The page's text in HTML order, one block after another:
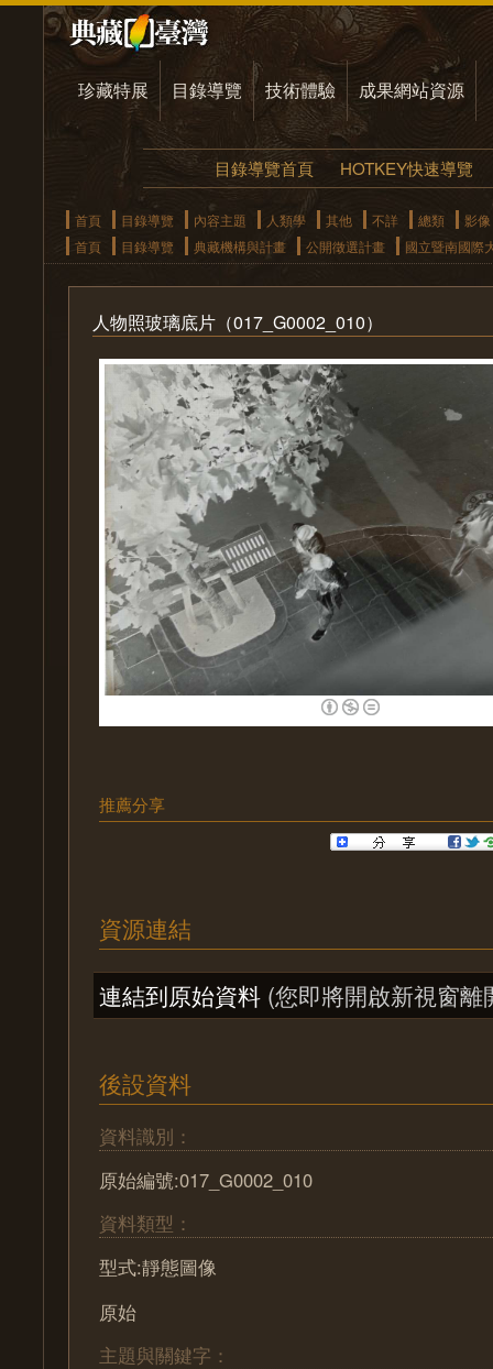
珍藏特展 目錄導覽 技術體驗 成果網站資源
目錄導覽首頁 HOTKEY快速導覽
首頁 目錄導覽 內容主題 人類學 其他 不詳 總類
影像
首頁
目錄導覽 典藏機構與計畫 公開徵選計畫 國立暨南國際
人物照玻璃底片（017_G0002_010）
推薦分享
資源連結
連結到原始資料 (您即將開啟新視窗離
後設資料
資料識別：
原始編號:017_G0002_010
資料類型：
型式:靜態圖像
原始
主題與關鍵字：